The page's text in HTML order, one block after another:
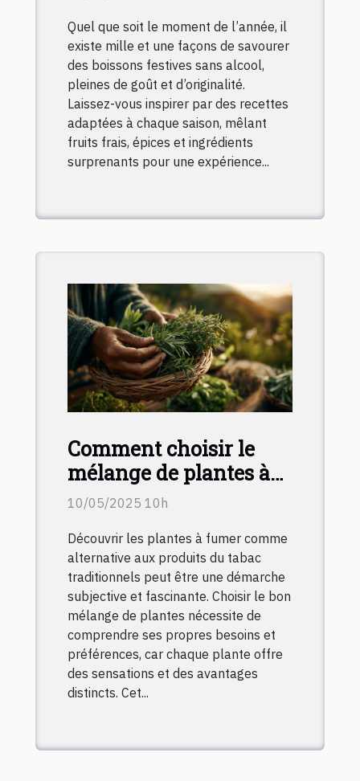
Quel que soit le moment de l’année, il
existe mille et une façons de savourer
des boissons festives sans alcool,
pleines de goût et d’originalité.
Laissez-vous inspirer par des recettes
adaptées à chaque saison, mêlant
fruits frais, épices et ingrédients
surprenants pour une expérience...
Comment choisir le
mélange de plantes à
fumer selon vos
10/05/2025 10h
Découvrir les plantes à fumer comme
alternative aux produits du tabac
traditionnels peut être une démarche
subjective et fascinante. Choisir le bon
mélange de plantes nécessite de
comprendre ses propres besoins et
préférences, car chaque plante offre
des sensations et des avantages
distincts. Cet...